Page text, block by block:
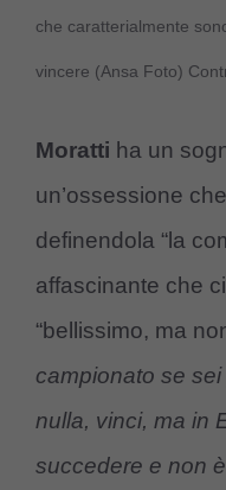
che caratterialmente
vincere (Ansa Foto)
Moratti ha un
un’ossessione
definendola “la
affascinante che
“bellissimo, ma
campionato se
nulla, vinci, ma in
succedere e non